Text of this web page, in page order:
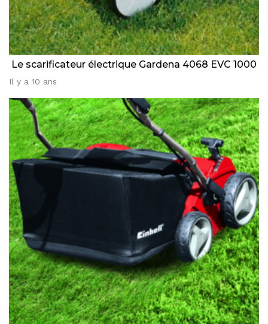
Le scarificateur électrique Gardena 4068 EVC 1000
Il y a 10 ans